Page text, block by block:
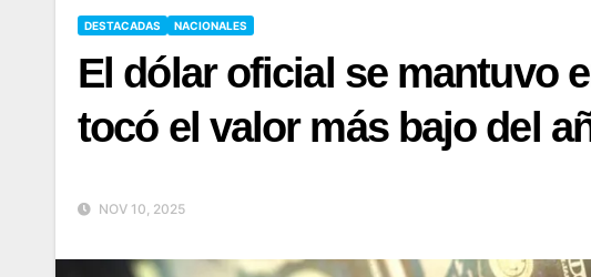
DESTACADAS NACIONALES
El dólar oficial se mantuvo
tocó el valor más bajo del
NOV 10, 2025